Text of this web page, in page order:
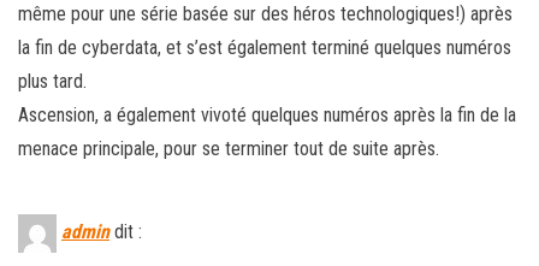
même pour une série basée sur des héros technologiques!) après
la fin de cyberdata, et s’est également terminé quelques numéros
plus tard.
Ascension, a également vivoté quelques numéros après la fin de la
menace principale, pour se terminer tout de suite après.
admin dit :